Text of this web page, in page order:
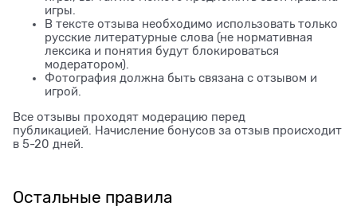
игры.
В тексте отзыва необходимо использовать только
русские литературные слова (не нормативная
лексика и понятия будут блокироваться
модератором).
Фотография должна быть связана с отзывом и
игрой.
Все отзывы проходят модерацию перед
публикацией. Начисление бонусов за отзыв происходит
в 5-20 дней.
Остальные правила